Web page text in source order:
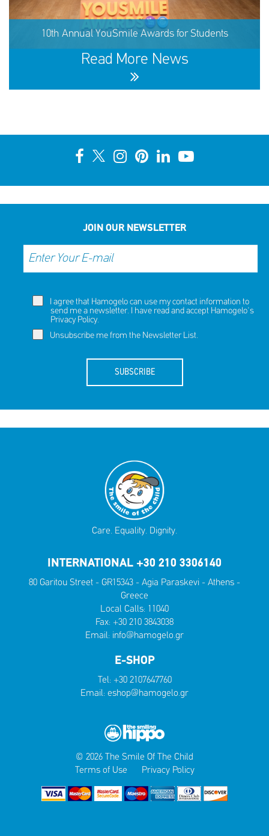
SHARE
REACT
10th Annual YouSmile Awards for Students
SHARE
REACT
Read More News
JOIN OUR NEWSLETTER
I agree that Hamogelo can use my contact information to
send me a newsletter. I have read and accept Hamogelo's
Privacy Policy.
Unsubscribe me from the Newsletter List.
SUBSCRIBE
Care. Equality. Dignity.
INTERNATIONAL +30 210 3306140
80 Garitou Street - GR15343 - Agia Paraskevi - Athens -
Greece
Local Calls: 11040
Fax: +30 210 3843038
Email: info@hamogelo.gr
E-SHOP
Tel: +30 2107647760
Email: eshop@hamogelo.gr
© 2026 The Smile Of The Child
Terms of Use
Privacy Policy